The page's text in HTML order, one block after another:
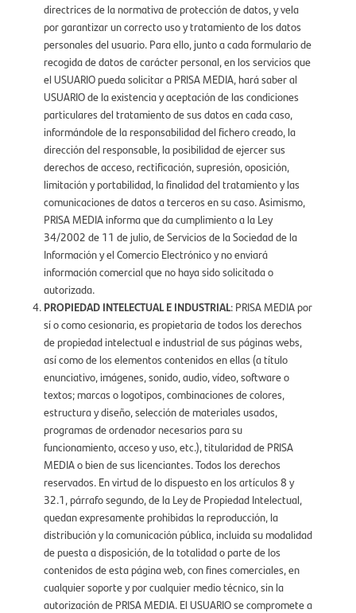
directrices de la normativa de protección de datos, y vela
por garantizar un correcto uso y tratamiento de los datos
personales del usuario. Para ello, junto a cada formulario de
recogida de datos de carácter personal, en los servicios que
el USUARIO pueda solicitar a PRISA MEDIA, hará saber al
USUARIO de la existencia y aceptación de las condiciones
particulares del tratamiento de sus datos en cada caso,
informándole de la responsabilidad del fichero creado, la
dirección del responsable, la posibilidad de ejercer sus
derechos de acceso, rectificación, supresión, oposición,
limitación y portabilidad, la finalidad del tratamiento y las
comunicaciones de datos a terceros en su caso. Asimismo,
PRISA MEDIA informa que da cumplimiento a la Ley
34/2002 de 11 de julio, de Servicios de la Sociedad de la
Información y el Comercio Electrónico y no enviará
información comercial que no haya sido solicitada o
autorizada.
PROPIEDAD INTELECTUAL E INDUSTRIAL: PRISA MEDIA por
sí o como cesionaria, es propietaria de todos los derechos
de propiedad intelectual e industrial de sus páginas webs,
así como de los elementos contenidos en ellas (a título
enunciativo, imágenes, sonido, audio, vídeo, software o
textos; marcas o logotipos, combinaciones de colores,
estructura y diseño, selección de materiales usados,
programas de ordenador necesarios para su
funcionamiento, acceso y uso, etc.), titularidad de PRISA
MEDIA o bien de sus licenciantes. Todos los derechos
reservados. En virtud de lo dispuesto en los artículos 8 y
32.1, párrafo segundo, de la Ley de Propiedad Intelectual,
quedan expresamente prohibidas la reproducción, la
distribución y la comunicación pública, incluida su modalidad
de puesta a disposición, de la totalidad o parte de los
contenidos de esta página web, con fines comerciales, en
cualquier soporte y por cualquier medio técnico, sin la
autorización de PRISA MEDIA. El USUARIO se compromete a